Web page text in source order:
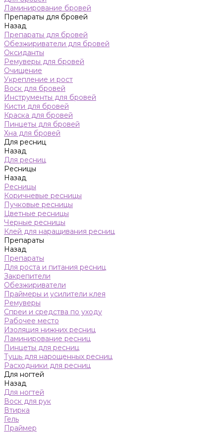
Ламинирование бровей
Препараты для бровей
Назад
Препараты для бровей
Обезжириватели для бровей
Оксиданты
Ремуверы для бровей
Очищение
Укрепление и рост
Воск для бровей
Инструменты для бровей
Кисти для бровей
Краска для бровей
Пинцеты для бровей
Хна для бровей
Для ресниц
Назад
Для ресниц
Ресницы
Назад
Ресницы
Коричневые ресницы
Пучковые ресницы
Цветные ресницы
Черные ресницы
Клей для наращивания ресниц
Препараты
Назад
Препараты
Для роста и питания ресниц
Закрепители
Обезжириватели
Праймеры и усилители клея
Ремуверы
Спреи и средства по уходу
Рабочее место
Изоляция нижних ресниц
Ламинирование ресниц
Пинцеты для ресниц
Тушь для нарощенных ресниц
Расходники для ресниц
Для ногтей
Назад
Для ногтей
Воск для рук
Втирка
Гель
Праймер